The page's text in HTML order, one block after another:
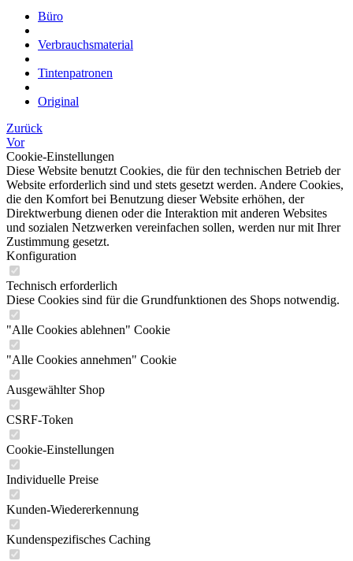
Büro
Verbrauchsmaterial
Tintenpatronen
Original
Zurück
Vor
Cookie-Einstellungen
Diese Website benutzt Cookies, die für den technischen Betrieb der
Website erforderlich sind und stets gesetzt werden. Andere Cookies,
die den Komfort bei Benutzung dieser Website erhöhen, der
Direktwerbung dienen oder die Interaktion mit anderen Websites
und sozialen Netzwerken vereinfachen sollen, werden nur mit Ihrer
Zustimmung gesetzt.
Konfiguration
Technisch erforderlich
Diese Cookies sind für die Grundfunktionen des Shops notwendig.
"Alle Cookies ablehnen" Cookie
"Alle Cookies annehmen" Cookie
Ausgewählter Shop
CSRF-Token
Cookie-Einstellungen
Individuelle Preise
Kunden-Wiedererkennung
Kundenspezifisches Caching